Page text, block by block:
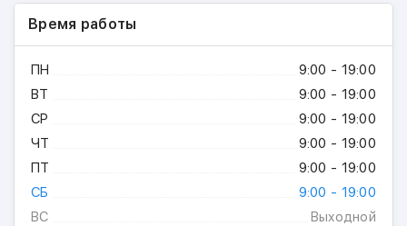
Время работы
ПН
9:00 - 19:00
ВТ
9:00 - 19:00
СР
9:00 - 19:00
ЧТ
9:00 - 19:00
ПТ
9:00 - 19:00
СБ
9:00 - 19:00
ВС
Выходной